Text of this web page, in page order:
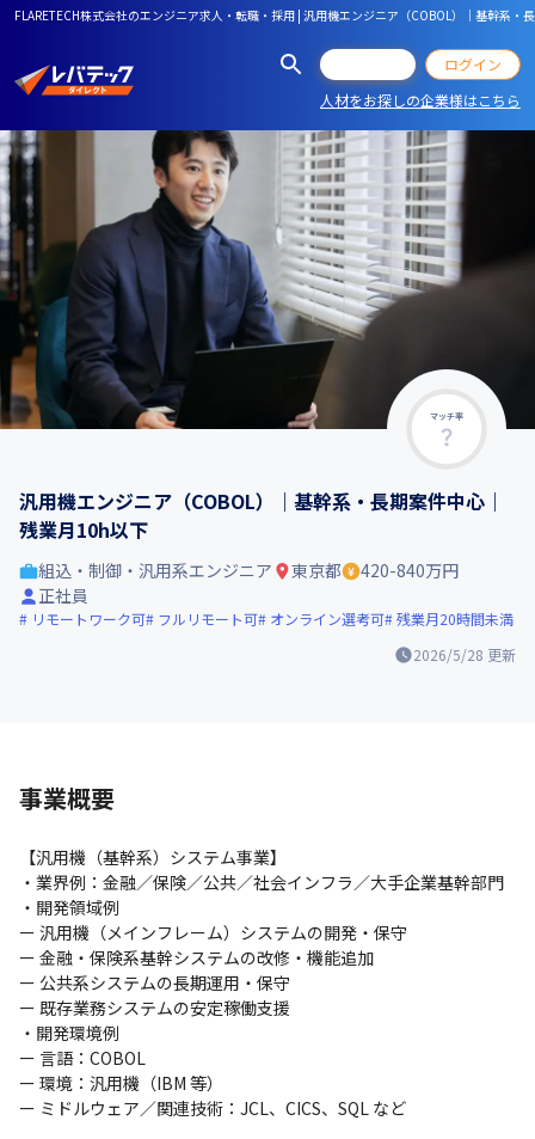
FLARETECH株式会社のエンジニア求人・転職・採用 | 汎用機エンジニア（COBOL）｜基幹系・
ログイン
人材をお探しの企業様はこちら
マッチ率
汎用機エンジニア（COBOL）｜基幹系・長期案件中心｜
残業月10h以下
2026/5/28 更新
組込・制御・汎用系エンジニア 東京都
420-840万円
正社員
リモートワーク可 フルリモート可 オンライン選考可 残業月20時間未満
事業概要
【汎用機（基幹系）システム事業】
・業界例：金融／保険／公共／社会インフラ／大手企業基幹部門
・開発領域例
ー 汎用機（メインフレーム）システムの開発・保守
ー 金融・保険系基幹システムの改修・機能追加
ー 公共系システムの長期運用・保守
ー 既存業務システムの安定稼働支援
・開発環境例
ー 言語：COBOL
ー 環境：汎用機（IBM 等）
ー ミドルウェア／関連技術：JCL、CICS、SQL など